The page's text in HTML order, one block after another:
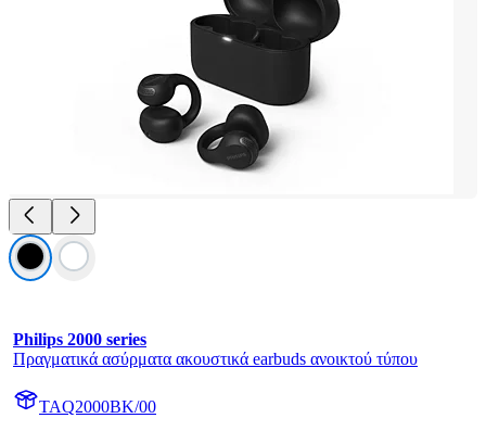
Philips 2000 series
Πραγματικά ασύρματα ακουστικά earbuds ανοικτού τύπου
TAQ2000BK/00